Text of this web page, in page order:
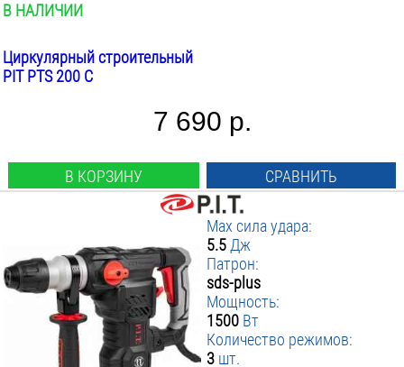
В НАЛИЧИИ
Циркулярный строительный
PIT PTS 200 C
7 690 р.
В КОРЗИНУ СРАВНИТЬ
Max сила удара:
5.5 Дж
Патрон:
sds-plus
Мощность:
1500 Вт
Количество режимов:
3 шт.